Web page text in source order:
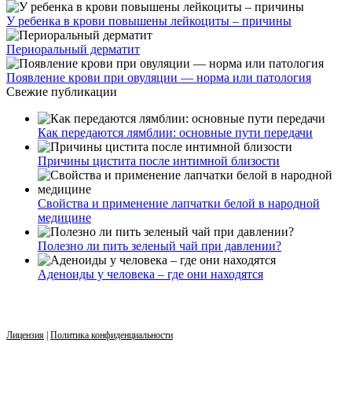
У ребенка в крови повышены лейкоциты – причины
Периоральный дерматит
Появление крови при овуляции — норма или патология
Свежие публикации
Как передаются лямблии: основные пути передачи
Причины цистита после интимной близости
Свойства и применение лапчатки белой в народной
медицине
Полезно ли пить зеленый чай при давлении?
Аденоиды у человека – где они находятся
Лицензия | Политика конфиденциальности